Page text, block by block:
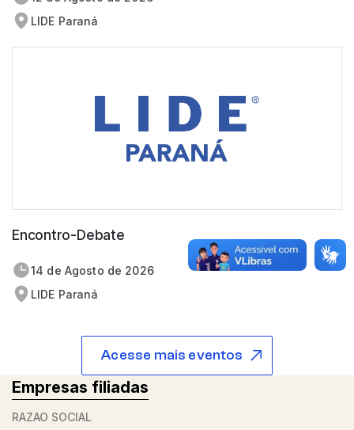
LIDE Paraná
Encontro-Debate
14 de agosto de 2026
LIDE Paraná
Acesse mais eventos
Empresas filiadas
RAZÃO SOCIAL